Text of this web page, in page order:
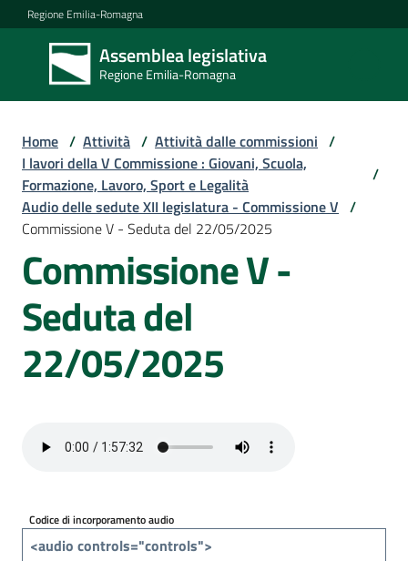
Vai al contenuto
Vai alla navigazione
Vai al footer
Regione Emilia-Romagna
Assemblea legislativa
Regione Emilia-Romagna
Assemblea
legislativa
Regione Emilia-
Assemblea
Attività
media
i
cittadini
Home / Attività / Attività dalle commissioni /
I lavori della V Commissione : Giovani, Scuola,
Formazione, Lavoro, Sport e Legalità
/
Audio delle sedute XII legislatura - Commissione V /
Commissione V - Seduta del 22/05/2025
Commissione V -
Seduta del
22/05/2025
Codice di incorporamento audio